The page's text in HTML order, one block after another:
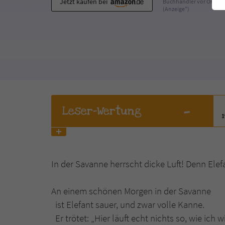
(Anzeige*)
Leser-Wertung -
In der Savanne herrscht dicke Luft! Denn
An einem
ist Elefant sauer,
Er trötet: „Hier läuft